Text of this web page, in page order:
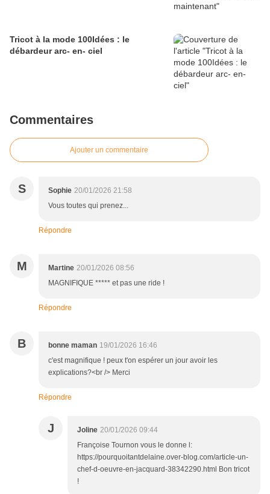
Tricot à la mode 100Idées : le
débardeur arc- en- ciel
Commentaires
Ajouter un commentaire
S Sophie 20/01/2026 21:58
Vous toutes qui prenez...
Répondre
M Martine 20/01/2026 08:56
MAGNIFIQUE ***** et pas une ride !
Répondre
B bonne maman 19/01/2026 16:46
c'est magnifique ! peux t'on espérer un jour avoir les
explications?<br /> Merci
Répondre
J Joline 20/01/2026 09:44
Françoise Tournon vous le donne l:
https://pourquoitantdelaine.over-blog.com/article-un-
chef-d-oeuvre-en-jacquard-38342290.html Bon tricot
!